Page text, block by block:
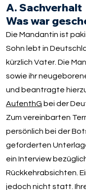
A. Sachverhalt
Was war
Die Mandantin ist
Sohn lebt in
kürzlich Vater. Die
sowie ihr
und beantragte
AufenthG bei der
Zum vereinbarten
persönlich bei der
geforderten
ein Interview
Rückkehrabsichten.
jedoch nicht statt.